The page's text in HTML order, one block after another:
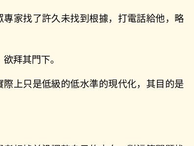
家找了許久未找到根據，打電話給他，略
拜其門下。
上只是低級的低水準的現代化，其目的是